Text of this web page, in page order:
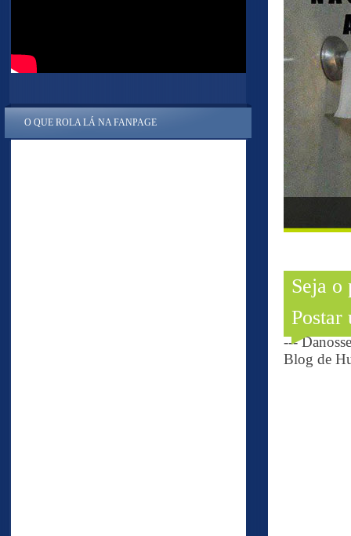
Seja o
Postar
---
Blog de
O QUE ROLA LÁ NA FANPAGE